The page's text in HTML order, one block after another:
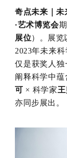
奇点未来｜未
·艺术博览会
展位）。展览
2023年未来
仅是获奖人
阐释科学中
可 × 科学家
亦同步展出。